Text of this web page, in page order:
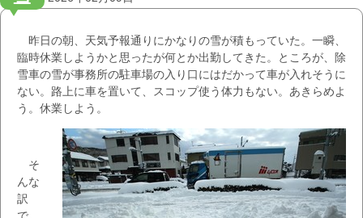
昨日の朝、天気予報通りにかなりの雪が積もっていた。一瞬、
臨時休業しようかと思ったが何とか出勤してきた。ところが、除
雪車の雪が事務所の駐車場の入り口にはだかって車が入れそうに
ない。路上に車を置いて、スコップ使う体力もない。あきらめよ
う。休業しよう。
そ
んな
訳
で、